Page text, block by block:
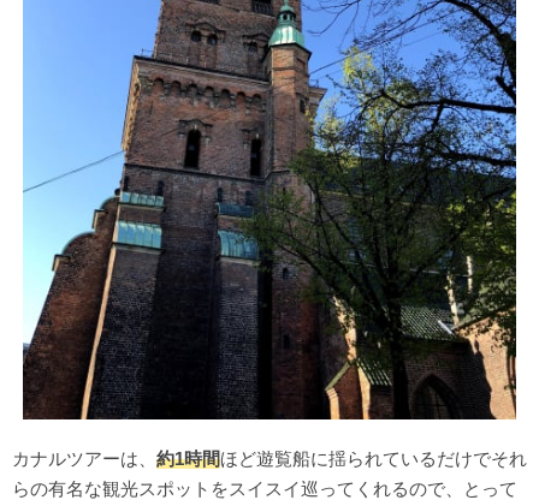
カナルツアーは、 約1時間ほど遊覧船に揺られているだけでそれ
らの有名な観光スポットをスイスイ巡ってくれるので、とって